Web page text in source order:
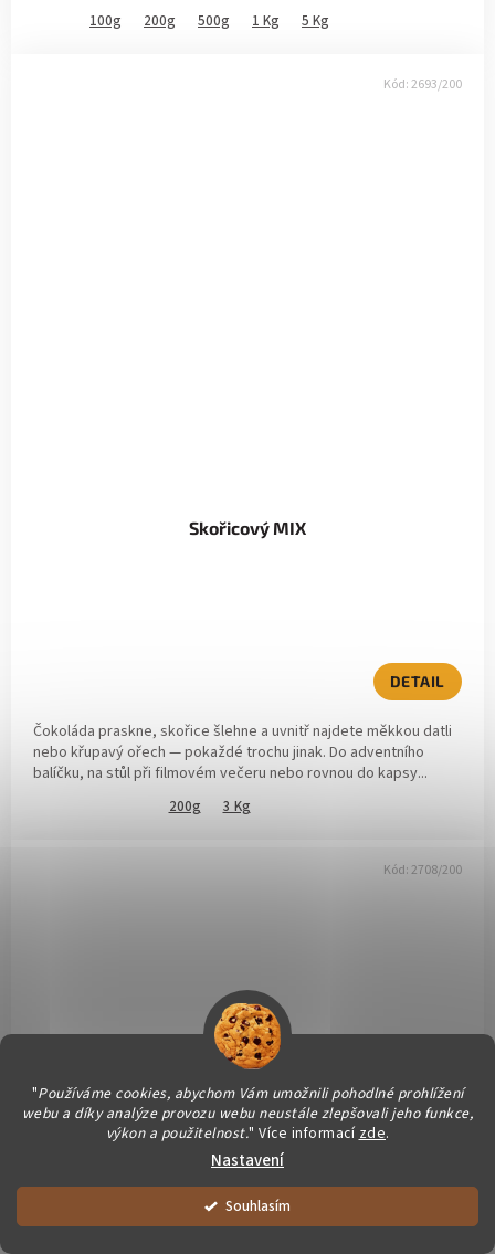
"Používáme cookies, abychom Vám umožnili pohodlné prohlížení
webu a díky analýze provozu webu neustále zlepšovali jeho funkce,
výkon a použitelnost." Více informací zde.
Nastavení
Souhlasím
Vše balíme čerstvě pro Vás. Dárečky vyrábíme ručně a podporujeme
100g 200g 500g 1 Kg 5 Kg
Skořicový MIX
DETAIL
Čokoláda praskne, skořice šlehne a uvnitř najdete měkkou datli
nebo křupavý ořech — pokaždé trochu jinak. Do adventního
balíčku, na stůl při filmovém večeru nebo rovnou do kapsy...
200g 3 Kg
Kód:2693/200
OD
Kód:2708/200